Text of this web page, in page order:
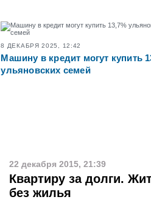
8 ДЕКАБРЯ 2025, 12:42
Машину в кредит могут купить
ульяновских семей
22 декабря 2015, 21:39
Квартиру за долги.
без жилья